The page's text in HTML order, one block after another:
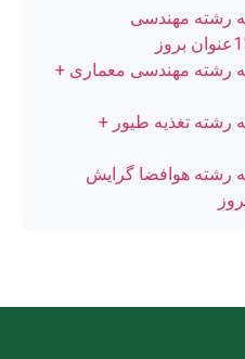
رشته مهندسی
رشته مهندسی معماری +
رشته تغذیه طیور +
رشته هوافضا گرایش